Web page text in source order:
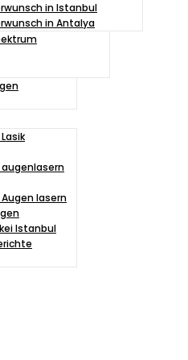
in Istanbul
in Antalya
lasern
Istanbul